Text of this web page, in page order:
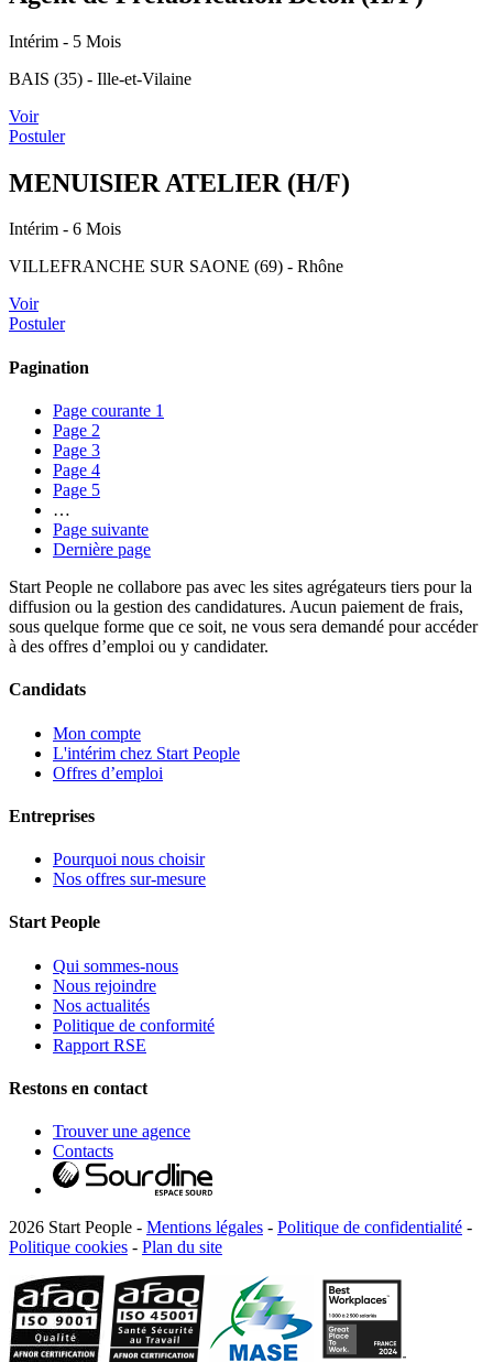
Intérim - 5 Mois
BAIS (35) - Ille-et-Vilaine
Voir
Postuler
MENUISIER ATELIER (H/F)
Intérim - 6 Mois
VILLEFRANCHE SUR SAONE (69) - Rhône
Voir
Postuler
Pagination
Page courante 1
Page 2
Page 3
Page 4
Page 5
…
Page suivante
Dernière page
Start People ne collabore pas avec les sites agrégateurs tiers pour la
diffusion ou la gestion des candidatures. Aucun paiement de frais,
sous quelque forme que ce soit, ne vous sera demandé pour accéder
à des offres d’emploi ou y candidater.
Candidats
Mon compte
L'intérim chez Start People
Offres d’emploi
Entreprises
Pourquoi nous choisir
Nos offres sur-mesure
Start People
Qui sommes-nous
Nous rejoindre
Nos actualités
Politique de conformité
Rapport RSE
Restons en contact
Trouver une agence
Contacts
2026 Start People - Mentions légales - Politique de confidentialité -
Politique cookies - Plan du site